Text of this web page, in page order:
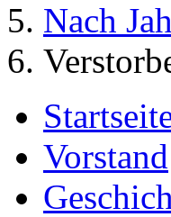
Nach
Vorstand